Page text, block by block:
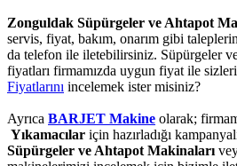
Zonguldak Süpürgeler ve Ahtapot
servis, fiyat, bakım, onarım gibi
da telefon ile iletebilirsiniz. Süpürgeler
fiyatları firmamızda uygun fiyat ile
Fiyatlarını incelemek ister misiniz?
Ayrıca BARJET Makine olarak;
Yıkamacılar için hazırladığı
Süpürgeler ve Ahtapot Makinaları